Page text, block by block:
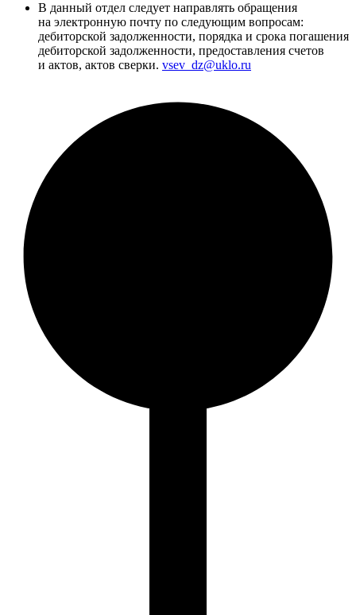
В данный отдел следует направлять обращения
на электронную почту по следующим вопросам:
дебиторской задолженности, порядка и срока погашения
дебиторской задолженности, предоставления счетов
и актов, актов сверки. vsev_dz@uklo.ru